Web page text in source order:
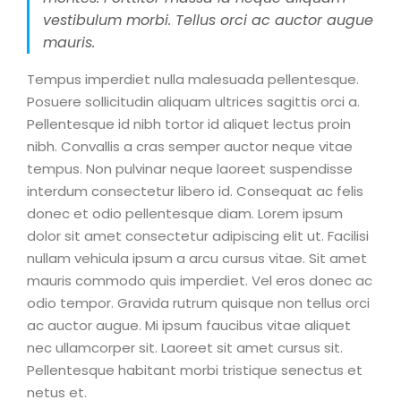
vestibulum morbi. Tellus orci ac auctor augue
mauris.
Tempus imperdiet nulla malesuada pellentesque.
Posuere sollicitudin aliquam ultrices sagittis orci a.
Pellentesque id nibh tortor id aliquet lectus proin
nibh. Convallis a cras semper auctor neque vitae
tempus. Non pulvinar neque laoreet suspendisse
interdum consectetur libero id. Consequat ac felis
donec et odio pellentesque diam. Lorem ipsum
dolor sit amet consectetur adipiscing elit ut. Facilisi
nullam vehicula ipsum a arcu cursus vitae. Sit amet
mauris commodo quis imperdiet. Vel eros donec ac
odio tempor. Gravida rutrum quisque non tellus orci
ac auctor augue. Mi ipsum faucibus vitae aliquet
nec ullamcorper sit. Laoreet sit amet cursus sit.
Pellentesque habitant morbi tristique senectus et
netus et.